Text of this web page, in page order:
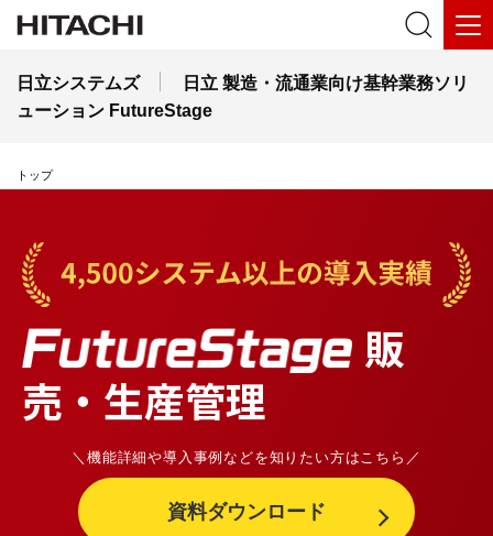
日立システムズ
日立 製造・流通業向け基幹業務ソリ
ューション FutureStage
トップ
販
売・生産管理
＼機能詳細や導入事例などを知りたい方はこちら／
資料ダウンロード